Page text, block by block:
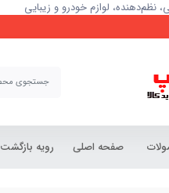
نظم‌دهنده، لوازم خودرو و زیبایی
صفحه اصلی رویه بازگشت